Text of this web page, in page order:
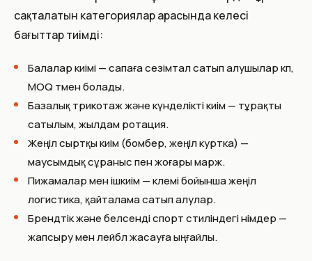
сақталатын категориялар арасында келесі
бағыттар тиімді:
Балалар киімі — сапаға сезімтал сатып алушылар көп,
MOQ төмен болады.
Базалық трикотаж және күнделікті киім — тұрақты
сатылым, жылдам ротация.
Жеңіл сыртқы киім (бомбер, жеңіл куртка) —
маусымдық сұраныс пен жоғары марж.
Пижамалар мен ішкиім — көлемі бойынша жеңіл
логистика, қайталама сатып алулар.
Брендтік және белсенді спорт стиліндегі өнімдер —
жапсыру мен лейбл жасауға ыңғайлы.